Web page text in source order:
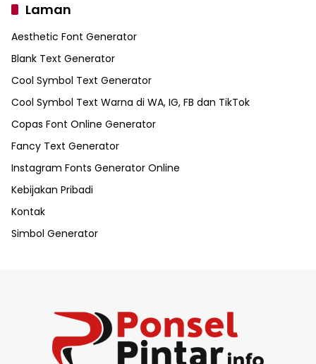
Laman
Aesthetic Font Generator
Blank Text Generator
Cool Symbol Text Generator
Cool Symbol Text Warna di WA, IG, FB dan TikTok
Copas Font Online Generator
Fancy Text Generator
Instagram Fonts Generator Online
Kebijakan Pribadi
Kontak
Simbol Generator